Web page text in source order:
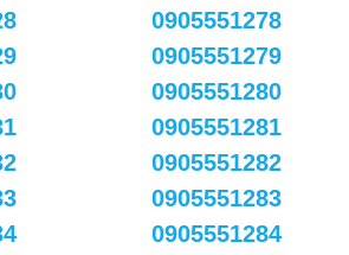
0905551278
0905551279
0905551280
0905551281
0905551282
0905551283
0905551284